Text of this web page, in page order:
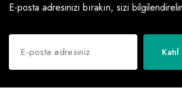
E-posta adresinizi bırakın, sizi
Katıl